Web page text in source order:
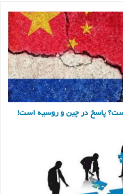
پاسخ در چین و روسیه است!